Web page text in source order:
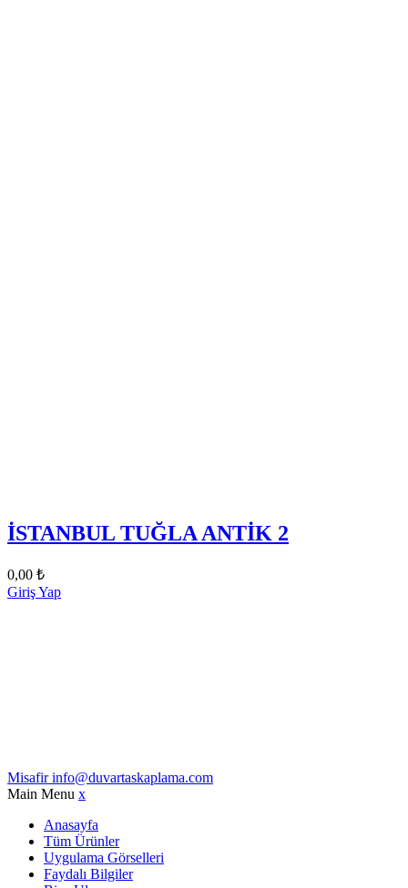
İSTANBUL TUĞLA ANTİK 2
0,00 ₺
Giriş Yap
Misafirinfo@duvartaskaplama.com
Main Menu x
Anasayfa
Tüm Ürünler
Uygulama Görselleri
Faydalı Bilgiler